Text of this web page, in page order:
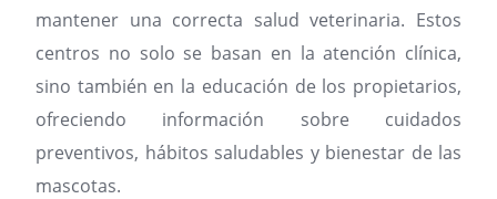
mantener una correcta salud veterinaria. Estos
centros no solo se basan en la atención clínica,
sino también en la educación de los propietarios,
ofreciendo información sobre cuidados
preventivos, hábitos saludables y bienestar de las
mascotas.